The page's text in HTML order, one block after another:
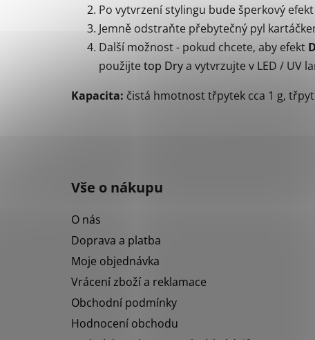
Po vytvrzení stylingu bude šperkový
Jemně odstraňte přebytečný pyl
Další možnost - pokud chcete, aby efekt
použijtetop Drya vytvrzujte v LED / UV
Kapacita: čistá hmotnost třpytek cca 1 g,
Vše o nákupu
O nás
Doprava a platba
Moje objednávka
Vrácení zboží a reklamace
Obchodní podmínky
Hodnocení obchodu